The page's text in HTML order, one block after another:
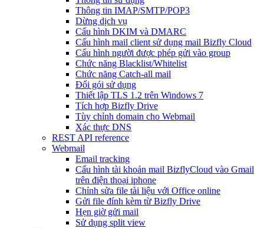
Thông tin IMAP/SMTP/POP3
Dừng dịch vụ
Cấu hình DKIM và DMARC
Cấu hình mail client sử dụng mail Bizfly Cloud
Cấu hình người được phép gửi vào group
Chức năng Blacklist/Whitelist
Chức năng Catch-all mail
Đổi gói sử dụng
Thiết lập TLS 1.2 trên Windows 7
Tích hợp Bizfly Drive
Tùy chỉnh domain cho Webmail
Xác thực DNS
REST API reference
Webmail
Email tracking
Cấu hình tài khoản mail BizflyCloud vào Gmail
trên điện thoại iphone
Chỉnh sửa file tài liệu với Office online
Gửi file đính kèm từ Bizfly Drive
Hẹn giờ gửi mail
Sử dụng split view